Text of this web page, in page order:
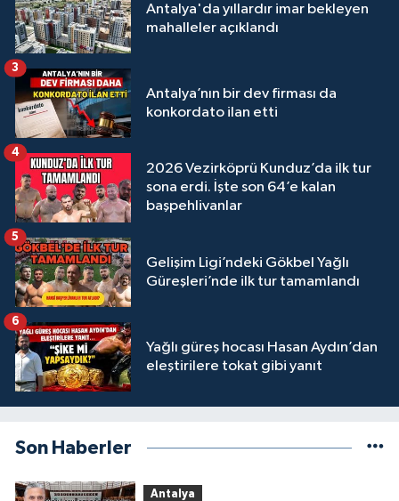
Antalya'da yıllardır imar bekleyen
mahalleler açıklandı
Antalya’nın bir dev firması da
konkordato ilan etti
3
2026 Vezirköprü Kunduz’da ilk tur
sona erdi. İşte son 64’e kalan
başpehlivanlar
4
Gelişim Ligi’ndeki Gökbel Yağlı
Güreşleri’nde ilk tur tamamlandı
5
Yağlı güreş hocası Hasan Aydın’dan
eleştirilere tokat gibi yanıt
6
Son Haberler
Antalya